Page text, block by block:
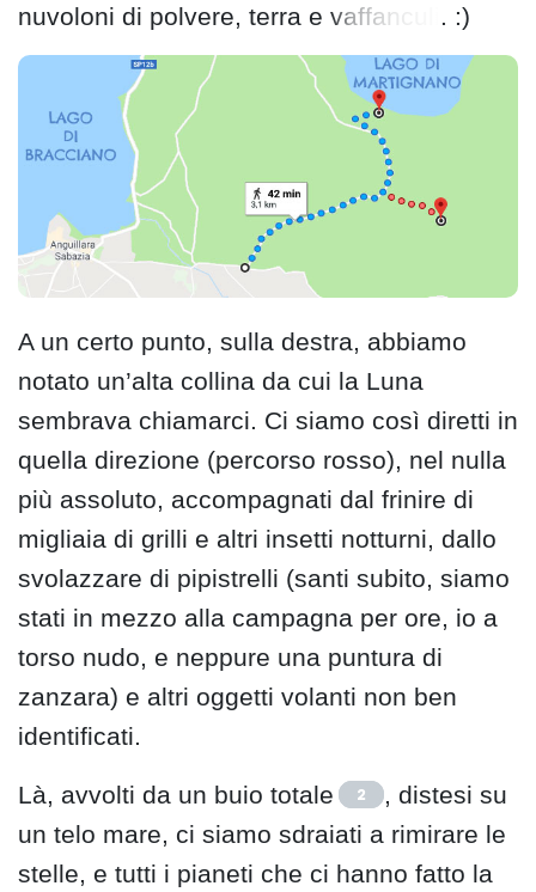
nuvoloni di polvere, terra e vaffanculi . :)
A un certo punto, sulla destra, abbiamo
notato un’alta collina da cui la Luna
sembrava chiamarci. Ci siamo così diretti in
quella direzione (percorso rosso), nel nulla
più assoluto, accompagnati dal frinire di
migliaia di grilli e altri insetti notturni, dallo
svolazzare di pipistrelli (santi subito, siamo
stati in mezzo alla campagna per ore, io a
torso nudo, e neppure una puntura di
zanzara) e altri oggetti volanti non ben
identificati.
Là, avvolti da un buio totale 2
, distesi su
un telo mare, ci siamo sdraiati a rimirare le
stelle, e tutti i pianeti che ci hanno fatto la